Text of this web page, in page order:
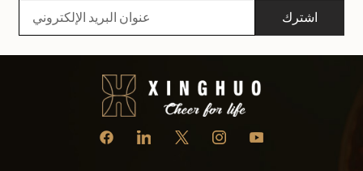
اشترك